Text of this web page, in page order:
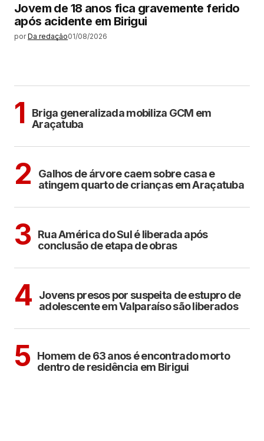
Jovem de 18 anos fica gravemente ferido
após acidente em Birigui
por Da redação01/08/2026
1
Briga generalizada mobiliza GCM em
Araçatuba
2
Galhos de árvore caem sobre casa e
atingem quarto de crianças em Araçatuba
3 Rua América do Sul é liberada após
conclusão de etapa de obras
4
Jovens presos por suspeita de estupro de
adolescente em Valparaíso são liberados
5 Homem de 63 anos é encontrado morto
dentro de residência em Birigui